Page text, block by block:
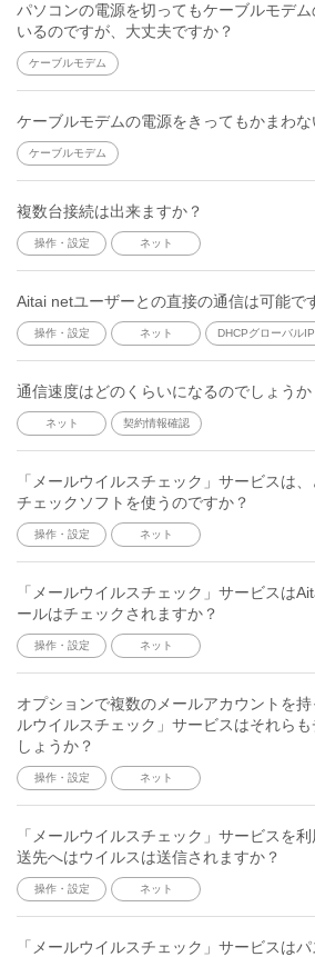
パソコンの電源を切ってもケーブルモデ
いるのですが、大丈夫ですか？
ケーブルモデム
ケーブルモデムの電源をきってもかまわな
ケーブルモデム
複数台接続は出来ますか？
操作・設定 ネット
Aitai netユーザーとの直接の通信は可能で
操作・設定 ネット DHCPグローバルIP
通信速度はどのくらいになるのでしょうか
ネット 契約情報確認
「メールウイルスチェック」サービスは
チェックソフトを使うのですか？
操作・設定 ネット
「メールウイルスチェック」サービスは
ールはチェックされますか？
操作・設定 ネット
オプションで複数のメールアカウントを
ルウイルスチェック」サービスはそれら
しょうか？
操作・設定 ネット
「メールウイルスチェック」サービスを
送先へはウイルスは送信されますか？
操作・設定 ネット
「メールウイルスチェック」サービスは